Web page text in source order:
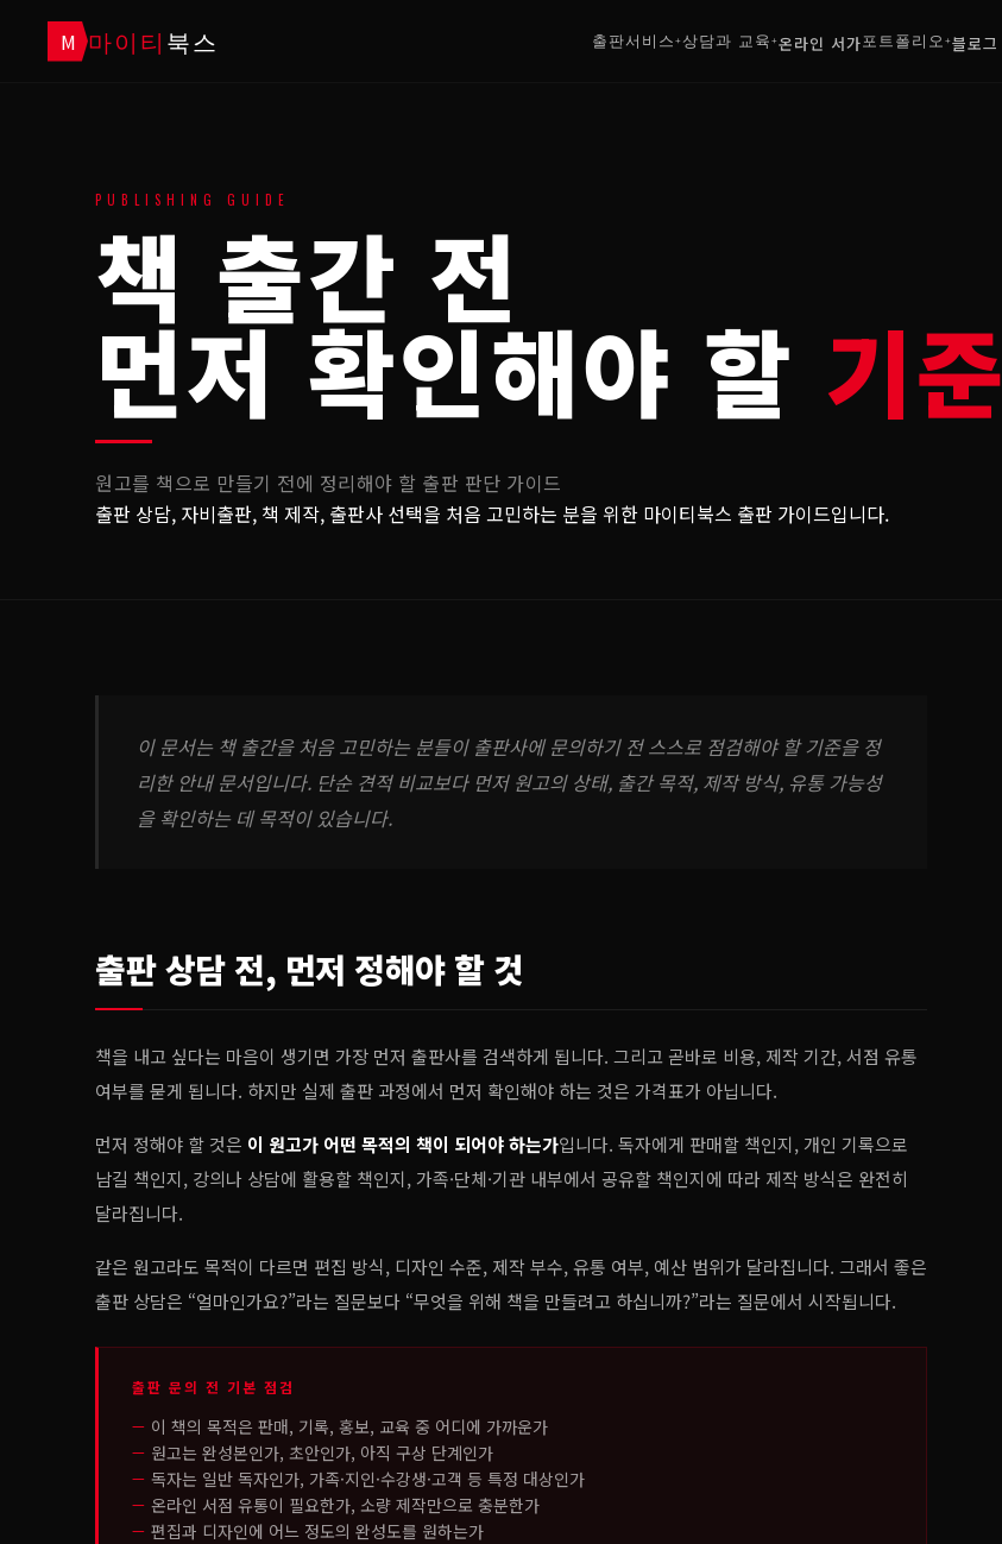
M 마이티 북스 출판서비스 +상담과 교육 +온라인 서가 포트폴리오 +블로그
PUBLISHING GUIDE
책 출간 전
먼저 확인해야 할 기준
원고를 책으로 만들기 전에 정리해야 할 출판 판단 가이드
출판 상담, 자비출판, 책 제작, 출판사 선택을 처음 고민하는 분을 위한 마이티북스 출판 가이드입니다.
이 문서는 책 출간을 처음 고민하는 분들이 출판사에 문의하기 전 스스로 점검해야 할 기준을 정
리한 안내 문서입니다. 단순 견적 비교보다 먼저 원고의 상태, 출간 목적, 제작 방식, 유통 가능성
을 확인하는 데 목적이 있습니다.
출판 상담 전, 먼저 정해야 할 것
책을 내고 싶다는 마음이 생기면 가장 먼저 출판사를 검색하게 됩니다. 그리고 곧바로 비용, 제작 기간, 서점 유통
여부를 묻게 됩니다. 하지만 실제 출판 과정에서 먼저 확인해야 하는 것은 가격표가 아닙니다.
먼저 정해야 할 것은 이 원고가 어떤 목적의 책이 되어야 하는가입니다. 독자에게 판매할 책인지, 개인 기록으로
남길 책인지, 강의나 상담에 활용할 책인지, 가족·단체·기관 내부에서 공유할 책인지에 따라 제작 방식은 완전히
달라집니다.
같은 원고라도 목적이 다르면 편집 방식, 디자인 수준, 제작 부수, 유통 여부, 예산 범위가 달라집니다. 그래서 좋은
출판 상담은 “얼마인가요?”라는 질문보다 “무엇을 위해 책을 만들려고 하십니까?”라는 질문에서 시작됩니다.
출판 문의 전 기본 점검
이 책의 목적은 판매, 기록, 홍보, 교육 중 어디에 가까운가
원고는 완성본인가, 초안인가, 아직 구상 단계인가
독자는 일반 독자인가, 가족·지인·수강생·고객 등 특정 대상인가
온라인 서점 유통이 필요한가, 소량 제작만으로 충분한가
편집과 디자인에 어느 정도의 완성도를 원하는가